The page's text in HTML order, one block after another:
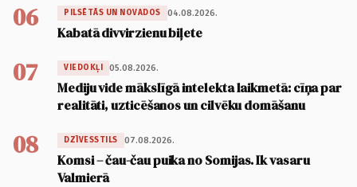
06 PILSĒTĀS UN NOVADOS 04.08.2026.
Kabatā divvirzienu biļete
07 VIEDOKĻI 05.08.2026.
Mediju vide mākslīgā intelekta laikmetā: cīņa par
realitāti, uzticēšanos un cilvēku domāšanu
08 DZĪVESSTILS 07.08.2026.
Komsi – čau-čau puika no Somijas. Ik vasaru
Valmierā